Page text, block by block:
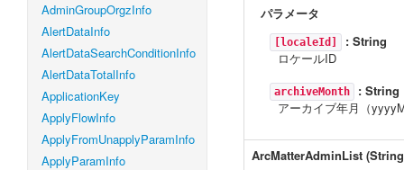
AdminGroupOrgzInfo
AlertDataInfo
AlertDataSearchConditionInfo
AlertDataTotalInfo
ApplicationKey
ApplyFlowInfo
ApplyFromUnapplyParamInfo
ApplyParamInfo
パラメータ
[localeId] : String
ロケールID
archiveMonth : String
アーカイブ年月（
ArcMatterAdminList (String